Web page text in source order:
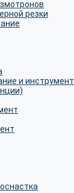
резки
и инструмент